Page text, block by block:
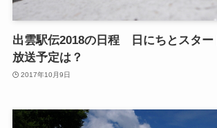
出雲駅伝2018の日程 日にちとスタ
放送予定は？
2017年10月9日